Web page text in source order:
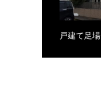
戸建て足場